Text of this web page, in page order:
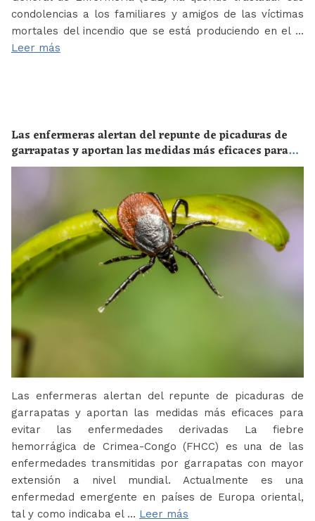
condolencias a los familiares y amigos de las víctimas
mortales del incendio que se está produciendo en el …
Leer más
Las enfermeras alertan del repunte de picaduras de
garrapatas y aportan las medidas más eficaces para
evitar las enfermedades derivadas
Las enfermeras alertan del repunte de picaduras de
garrapatas y aportan las medidas más eficaces para
evitar las enfermedades derivadas La fiebre
hemorrágica de Crimea-Congo (FHCC) es una de las
enfermedades transmitidas por garrapatas con mayor
extensión a nivel mundial. Actualmente es una
enfermedad emergente en países de Europa oriental,
tal y como indicaba el … Leer más